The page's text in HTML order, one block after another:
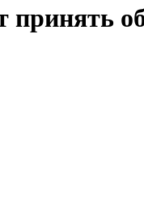
принять